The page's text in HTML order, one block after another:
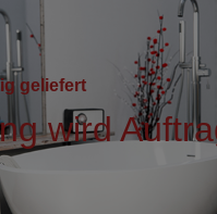
geliefert
wird